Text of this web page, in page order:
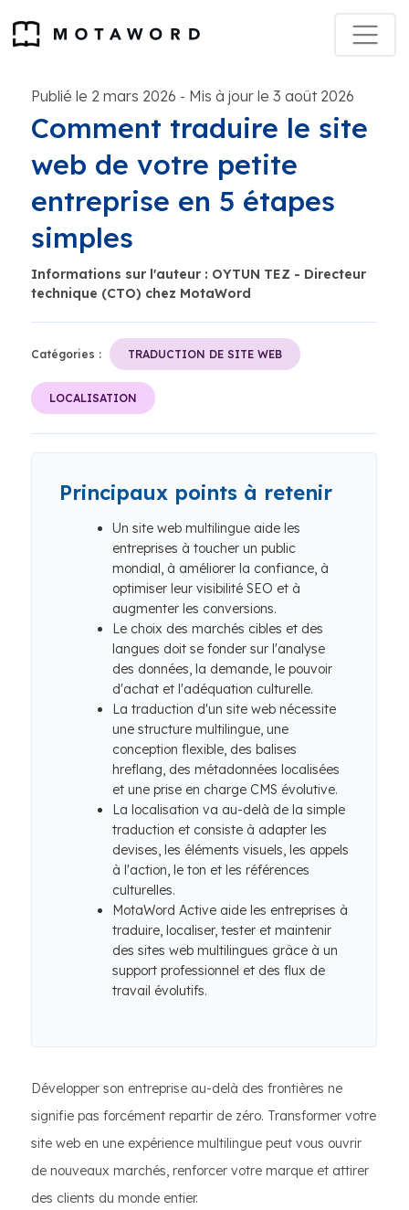
Publié le 2 mars 2026 - Mis à jour le 3 août 2026
Comment traduire le site
web de votre petite
entreprise en 5 étapes
simples
Informations sur l'auteur : OYTUN TEZ - Directeur
technique (CTO) chez MotaWord
Catégories : TRADUCTION DE SITE WEB
LOCALISATION
Principaux points à retenir
Un site web multilingue aide les
entreprises à toucher un public
mondial, à améliorer la confiance, à
optimiser leur visibilité SEO et à
augmenter les conversions.
Le choix des marchés cibles et des
langues doit se fonder sur l'analyse
des données, la demande, le pouvoir
d'achat et l'adéquation culturelle.
La traduction d'un site web nécessite
une structure multilingue, une
conception flexible, des balises
hreflang, des métadonnées localisées
et une prise en charge CMS évolutive.
La localisation va au-delà de la simple
traduction et consiste à adapter les
devises, les éléments visuels, les appels
à l'action, le ton et les références
culturelles.
MotaWord Active aide les entreprises à
traduire, localiser, tester et maintenir
des sites web multilingues grâce à un
support professionnel et des flux de
travail évolutifs.
Développer son entreprise au-delà des frontières ne
signifie pas forcément repartir de zéro. Transformer votre
site web en une expérience multilingue peut vous ouvrir
de nouveaux marchés, renforcer votre marque et attirer
des clients du monde entier.